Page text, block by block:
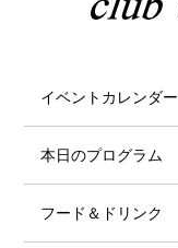
イベントカレンダー
本日のプログラム
フード＆ドリンク